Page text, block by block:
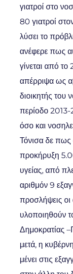
γιατροί στο
80 γιατροί
λύσει το
ανέφερε πως
γίνεται από
απέρριψα ως
διοικητής του
περίοδο 2013-
όσο και
Τόνισα δε πως
προκήρυξη
υγείας, από
αριθμόν 9
προσλήψεις
υλοποιηθούν
Δημοκρατίας
μετά, η
μένει στις